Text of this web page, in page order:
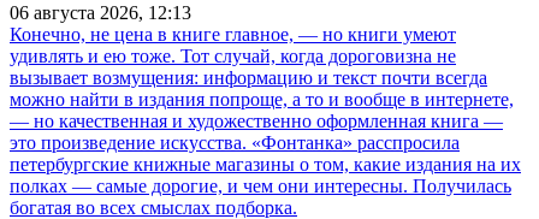
06 августа 2026, 12:13
Конечно, не цена в книге главное, — но книги умеют
удивлять и ею тоже. Тот случай, когда дороговизна не
вызывает возмущения: информацию и текст почти всегда
можно найти в издания попроще, а то и вообще в интернете,
— но качественная и художественно оформленная книга —
это произведение искусства. «Фонтанка» расспросила
петербургские книжные магазины о том, какие издания на их
полках — самые дорогие, и чем они интересны. Получилась
богатая во всех смыслах подборка.